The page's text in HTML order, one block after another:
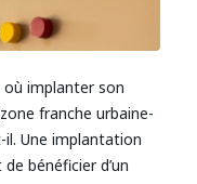
implanter son
franche urbaine-
Une implantation
bénéficier d’un